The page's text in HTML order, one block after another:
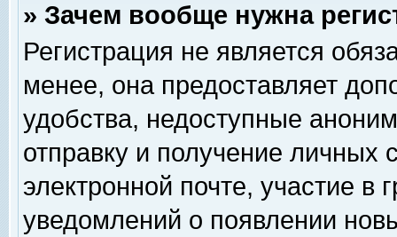
» Зачем вообще нужна
Регистрация не является
менее, она предоставляет
удобства, недоступные
отправку и получение личных
электронной почте, участие в
уведомлений о появлении